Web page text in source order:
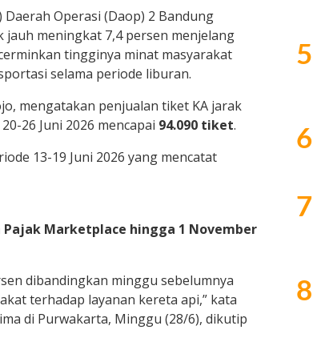
Operasi (Daop) 2 Bandung
jauh meningkat 7,4 persen menjelang
tingginya minat masyarakat
selama periode liburan.
mengatakan penjualan tiket KA jarak
26 Juni 2026 mencapai 94.090 tiket.
13-19 Juni 2026 yang mencatat
Pajak Marketplace hingga 1 November
dibandingkan minggu sebelumnya
terhadap layanan kereta api,” kata
di Purwakarta, Minggu (28/6), dikutip
5
6
7
8